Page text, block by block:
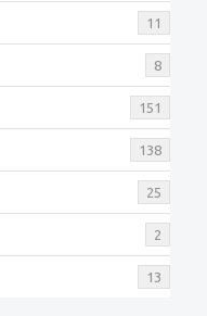
11
8
151
138
25
2
13